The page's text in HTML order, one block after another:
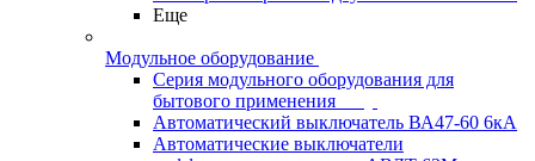
Еще
Модульное оборудование
Серия модульного оборудования для
бытового применения
Автоматический выключатель ВА47-60 6кА
Автоматические выключатели